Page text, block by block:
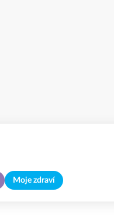
Moje zdraví